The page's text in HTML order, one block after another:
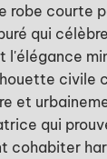
robe courte
qui
l'élégance
civile
et
qui
cohabiter